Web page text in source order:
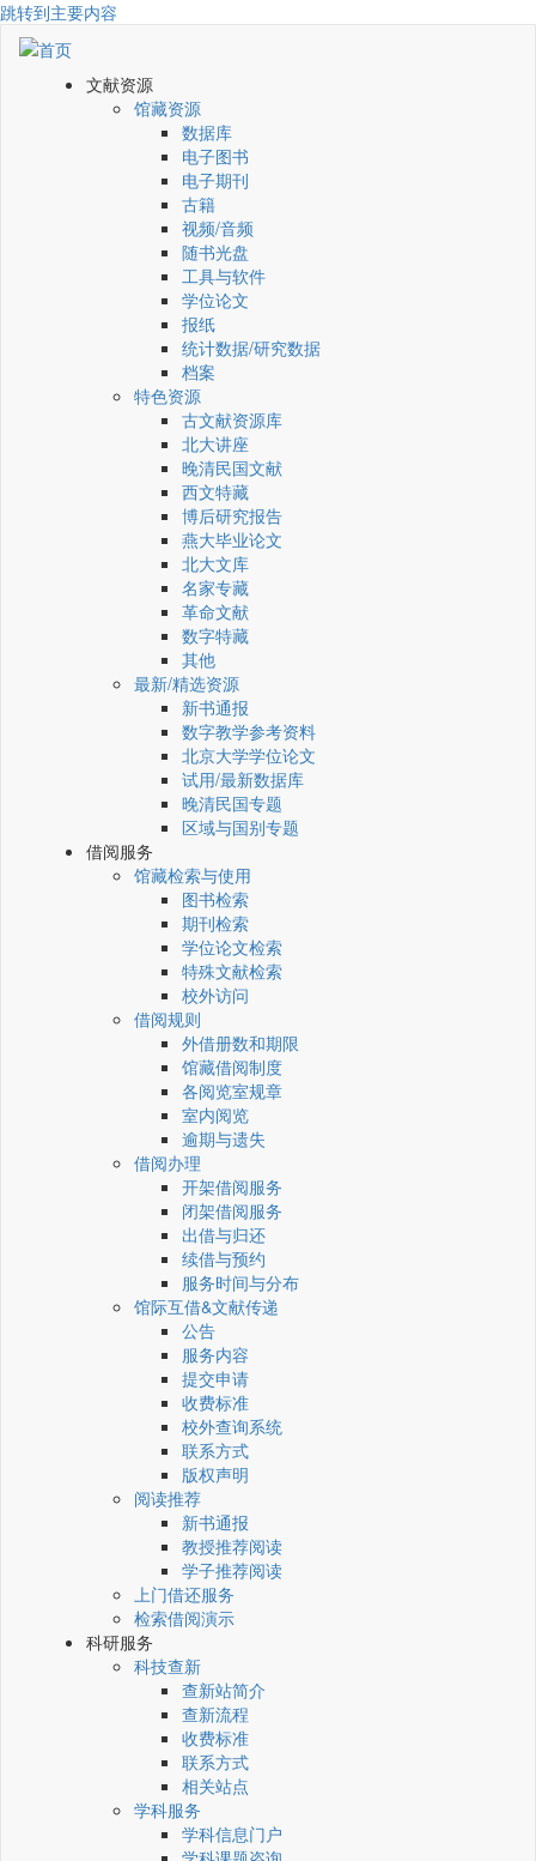
跳转到主要内容
文献资源
馆藏资源
数据库
电子图书
电子期刊
古籍
视频/音频
随书光盘
工具与软件
学位论文
报纸
统计数据/研究数据
档案
特色资源
古文献资源库
北大讲座
晚清民国文献
西文特藏
博后研究报告
燕大毕业论文
北大文库
名家专藏
革命文献
数字特藏
其他
最新/精选资源
新书通报
数字教学参考资料
北京大学学位论文
试用/最新数据库
晚清民国专题
区域与国别专题
借阅服务
馆藏检索与使用
图书检索
期刊检索
学位论文检索
特殊文献检索
校外访问
借阅规则
外借册数和期限
馆藏借阅制度
各阅览室规章
室内阅览
逾期与遗失
借阅办理
开架借阅服务
闭架借阅服务
出借与归还
续借与预约
服务时间与分布
馆际互借&文献传递
公告
服务内容
提交申请
收费标准
校外查询系统
联系方式
版权声明
阅读推荐
新书通报
教授推荐阅读
学子推荐阅读
上门借还服务
检索借阅演示
科研服务
科技查新
查新站简介
查新流程
收费标准
联系方式
相关站点
学科服务
学科信息门户